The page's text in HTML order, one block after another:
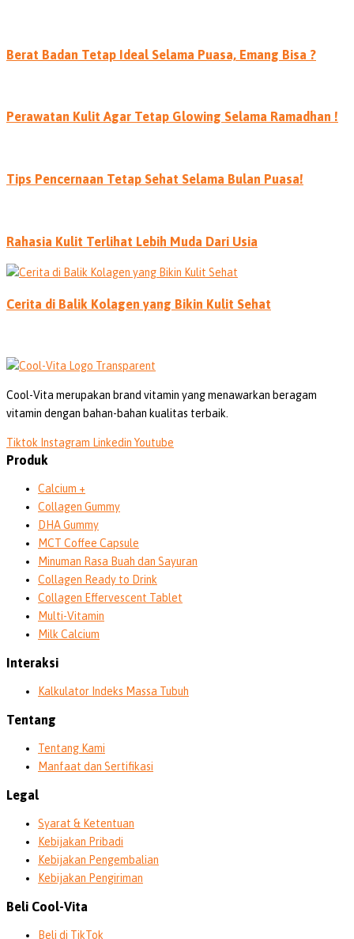
Berat Badan Tetap Ideal Selama Puasa, Emang Bisa ?
Perawatan Kulit Agar Tetap Glowing Selama Ramadhan !
Tips Pencernaan Tetap Sehat Selama Bulan Puasa!
Rahasia Kulit Terlihat Lebih Muda Dari Usia
Cerita di Balik Kolagen yang Bikin Kulit Sehat
Cool-Vita merupakan brand vitamin yang menawarkan beragam
vitamin dengan bahan-bahan kualitas terbaik.
Tiktok Instagram Linkedin Youtube
Produk
Calcium +
Collagen Gummy
DHA Gummy
MCT Coffee Capsule
Minuman Rasa Buah dan Sayuran
Collagen Ready to Drink
Collagen Effervescent Tablet
Multi-Vitamin
Milk Calcium
Interaksi
Kalkulator Indeks Massa Tubuh
Tentang
Tentang Kami
Manfaat dan Sertifikasi
Legal
Syarat & Ketentuan
Kebijakan Pribadi
Kebijakan Pengembalian
Kebijakan Pengiriman
Beli Cool-Vita
Beli di TikTok